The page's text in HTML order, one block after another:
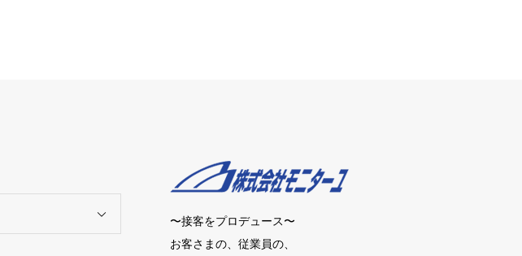
〜接客をプロデュース〜
お客さまの、従業員の、